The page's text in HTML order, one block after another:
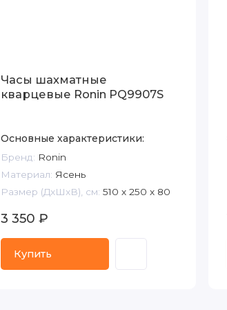
Часы шахматные
кварцевые Ronin PQ9907S
Основные характеристики:
Бренд: Ronin
Материал: Ясень
Размер (ДxШxВ), см: 510 х 250 х 80
3 350 ₽
Купить